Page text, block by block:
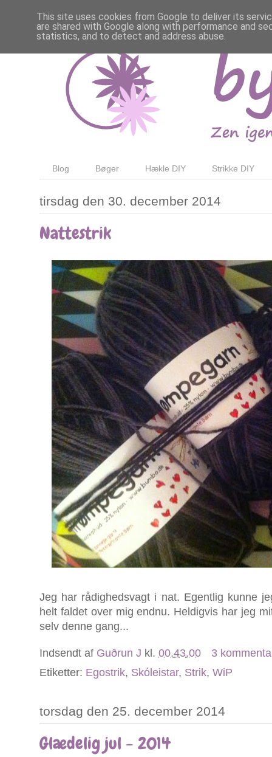
Blog Bøger Hækle DIY Strikke DIY
tirsdag den 30. december 2014
Nattestrik
Jeg har rådighedsvagt i nat. Egentlig kunne
helt faldet over mig endnu. Heldigvis har jeg
selv denne gang...
Indsendt af Guðrun J kl. 00.43.00
3
Etiketter: Egostrik, Skóleistar, Strik, WiP
torsdag den 25. december 2014
Glædelig jul - 2014
This site uses cookies from Google to deliver its
are shared with Google along with performance and
statistics, and to detect and address abuse.